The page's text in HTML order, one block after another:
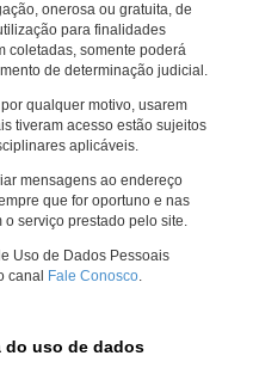
onerosa ou gratuita, de
para finalidades
coletadas, somente poderá
de determinação judicial.
qualquer motivo, usarem
tiveram acesso estão sujeitos
aplicáveis.
mensagens ao endereço
que for oportuno e nas
serviço prestado pelo site.
Uso de Dados Pessoais
canal Fale Conosco.
do uso de dados